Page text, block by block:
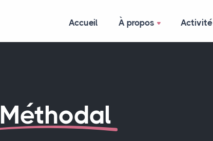
Accueil À propos Activité
Méthodal